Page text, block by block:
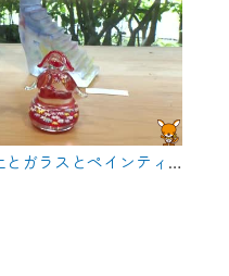
【東郷】ワンダーガーデン 土とガラスとペインティング